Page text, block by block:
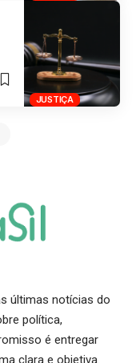
JUSTIÇA
últimas notícias do
política,
é entregar
clara e objetiva.